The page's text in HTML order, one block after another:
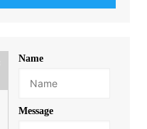
Name
Message